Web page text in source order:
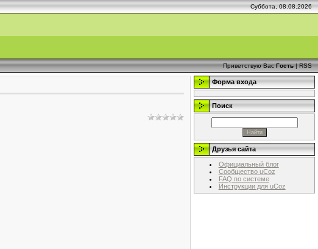
Суббота, 08.08.2026
Приветствую Вас Гость|RSS
Форма входа
Поиск
Друзья сайта
Официальный блог
Сообщество uCoz
FAQ по системе
Инструкции для uCoz